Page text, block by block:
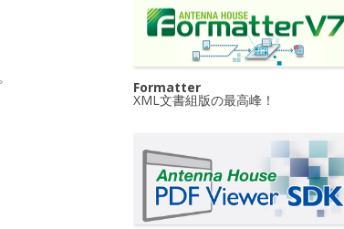
Formatter
XML文書組版の最高峰！